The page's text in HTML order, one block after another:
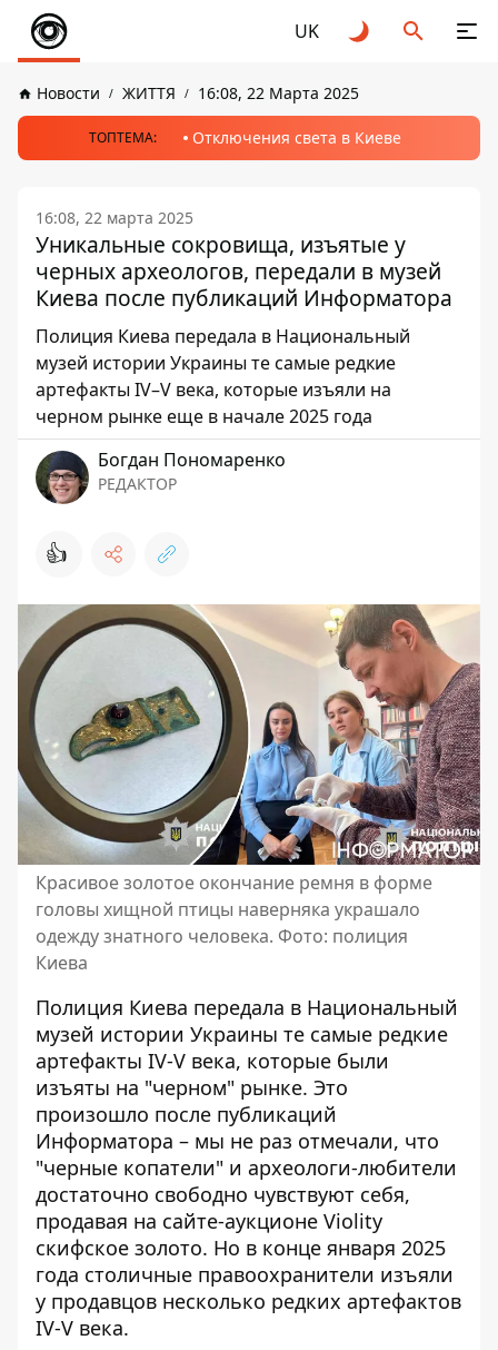
UK
Новости ЖИТТЯ 16:08, 22 Марта 2025
ТОПТЕМА: Отключения света в Киеве
16:08, 22 марта 2025
Уникальные сокровища, изъятые у
черных археологов, передали в музей
Киева после публикаций Информатора
Полиция Киева передала в Национальный
музей истории Украины те самые редкие
артефакты IV–V века, которые изъяли на
черном рынке еще в начале 2025 года
Богдан Пономаренко
РЕДАКТОР
👍
Красивое золотое окончание ремня в форме
головы хищной птицы наверняка украшало
одежду знатного человека. Фото: полиция
Киева
Полиция Киева передала в Национальный
музей истории Украины те самые редкие
артефакты IV-V века, которые были
изъяты на "черном" рынке. Это
произошло после публикаций
Информатора – мы не раз отмечали, что
"черные копатели" и археологи-любители
достаточно свободно чувствуют себя,
продавая на сайте-аукционе Violity
скифское золото. Но в конце января 2025
года столичные правоохранители изъяли
у продавцов несколько редких артефактов
IV-V века.